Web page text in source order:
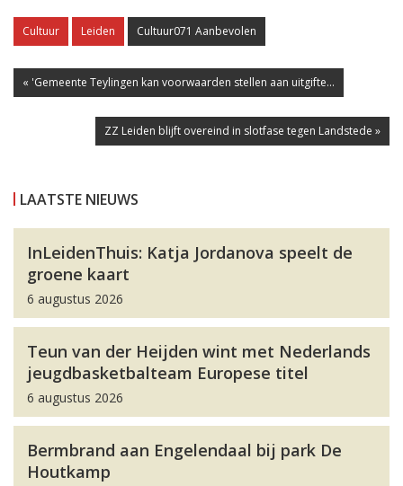
Cultuur Leiden Cultuur071 Aanbevolen
« 'Gemeente Teylingen kan voorwaarden stellen aan uitgifte...
ZZ Leiden blijft overeind in slotfase tegen Landstede »
LAATSTE NIEUWS
InLeidenThuis: Katja Jordanova speelt de
groene kaart
6 augustus 2026
Teun van der Heijden wint met Nederlands
jeugdbasketbalteam Europese titel
6 augustus 2026
Bermbrand aan Engelendaal bij park De
Houtkamp